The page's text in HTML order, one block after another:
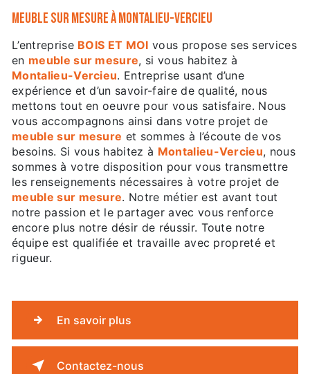
meuble sur mesure à Montalieu-Vercieu
L’entreprise BOIS ET MOI vous propose ses services
en meuble sur mesure, si vous habitez à
Montalieu-Vercieu. Entreprise usant d’une
expérience et d’un savoir-faire de qualité, nous
mettons tout en oeuvre pour vous satisfaire. Nous
vous accompagnons ainsi dans votre projet de
meuble sur mesure et sommes à l’écoute de vos
besoins. Si vous habitez à Montalieu-Vercieu, nous
sommes à votre disposition pour vous transmettre
les renseignements nécessaires à votre projet de
meuble sur mesure. Notre métier est avant tout
notre passion et le partager avec vous renforce
encore plus notre désir de réussir. Toute notre
équipe est qualifiée et travaille avec propreté et
rigueur.
En savoir plus
Contactez-nous